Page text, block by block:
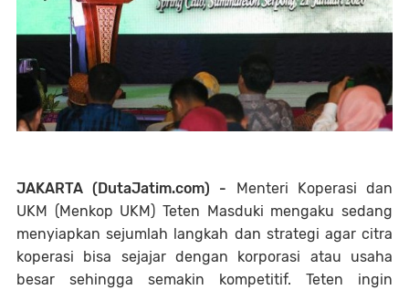
JAKARTA (DutaJatim.com) - Menteri Koperasi dan
UKM (Menkop UKM) Teten Masduki mengaku sedang
menyiapkan sejumlah langkah dan strategi agar citra
koperasi bisa sejajar dengan korporasi atau usaha
besar sehingga semakin kompetitif. Teten ingin